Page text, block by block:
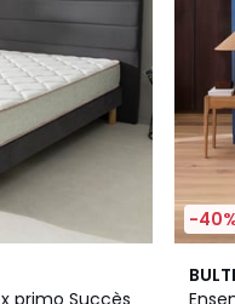
primo Succès
-